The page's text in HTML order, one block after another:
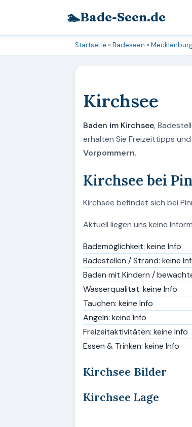
🏊Bade-Seen.de
Startseite »Badeseen »
Kirchsee
Baden im Kirchsee,
erhalten Sie Freizeittipps
Vorpommern.
Kirchsee bei
Kirchsee befindet sich bei
Aktuell liegen uns keine
Bademöglichkeit: keine Info
Badestellen / Strand: keine
Baden mit Kindern /
Wasserqualität: keine Info
Tauchen: keine Info
Angeln: keine Info
Freizeitaktivitäten: keine Info
Essen & Trinken: keine Info
Kirchsee Bilder
Kirchsee Lage